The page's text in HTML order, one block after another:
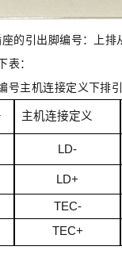
引出脚编号： 上
：
机连接定义下排引
主机连接定义
LD-
LD+
TEC-
TEC+